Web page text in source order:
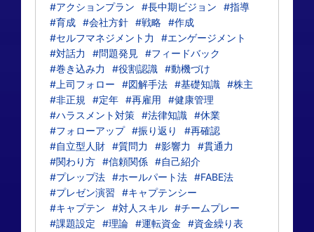
#アクションプラン
#長中期ビジョン
#指導
#育成 #会社方針 #戦略 #作成
#セルフマネジメント力
#エンゲージメント
#対話力
#問題発見
#フィードバック
#巻き込み力
#役割認識 #動機づけ
#上司フォロー
#図解手法 #基礎知識 #株主
#非正規
#定年 #再雇用
#健康管理
#ハラスメント対策 #法律知識 #休業
#フォローアップ #振り返り
#再確認
#自立型人財 #質問力 #影響力
#貫通力
#関わり方 #信頼関係 #自己紹介
#プレップ法 #ホールパート法 #FABE法
#プレゼン演習
#キャプテンシー
#キャプテン
#対人スキル #チームプレー
#課題設定
#理論 #運転資金
#資金繰り表